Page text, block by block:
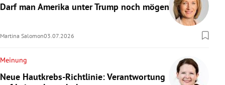
Darf man Amerika unter Trump noch mögen?
Martina Salomon03.07.2026
Meinung
Neue Hautkrebs-Richtlinie: Verantwortung